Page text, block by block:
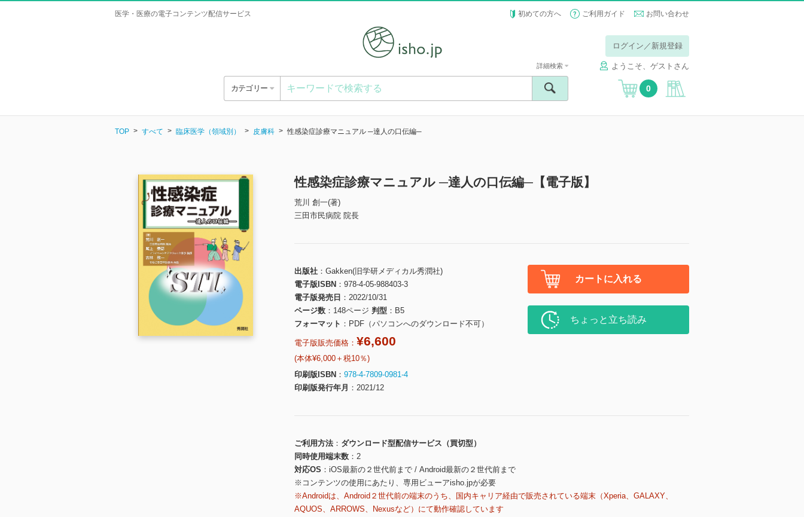
医学・医療の電子コンテンツ配信サービス 初めての方へ ご利用ガイド お問い合わせ
ログイン／新規登録
ようこそ、ゲストさん
カテゴリー
詳細検索
0
TOP すべて 臨床医学（領域別） 皮膚科 性感染症診療マニュアル ─達人の口伝編─
性感染症診療マニュアル ─達人の口伝編─【電子版】
荒川 創一(著)
三田市民病院 院長
出版社
Gakken(旧学研メディカル秀潤社)
電子版ISBN
978-4-05-988403-3
電子版発売日
2022/10/31
ページ数
148ページ 判型
B5
フォーマット
PDF（パソコンへのダウンロード不可）
電子版販売価格： ¥6,600
(本体¥6,000＋税10％)
印刷版ISBN
978-4-7809-0981-4
印刷版発行年月
2021/12
カートに入れる
ちょっと立ち読み
ご利用方法
ダウンロード型配信サービス（買切型）
同時使用端末数
2
対応OS
iOS最新の２世代前まで / Android最新の２世代前まで
※コンテンツの使用にあたり、専用ビューアisho.jpが必要
※Androidは、Android２世代前の端末のうち、国内キャリア経由で販売されている端末（Xperia、GALAXY、
AQUOS、ARROWS、Nexusなど）にて動作確認しています